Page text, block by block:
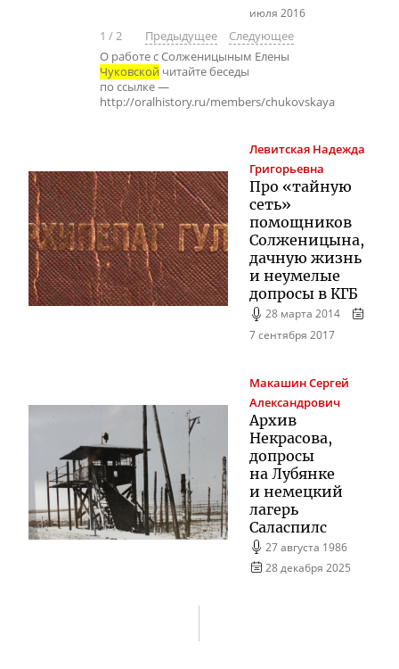
июля 2016
1 /2 Предыдущее
Следующее
О работе с Солженицыным Елены
Чуковской читайте беседы
по ссылке —
http://oralhistory.ru/members/chukovskaya
Левитская Надежда
Григорьевна
Про «тайную
сеть»
помощников
Солженицына,
дачную жизнь
и неумелые
допросы в КГБ
28 марта 2014
7 сентября 2017
МакашинСергей
Александрович
Архив
Некрасова,
допросы
на Лубянке
и немецкий
лагерь
Саласпилс
27 августа 1986
28 декабря 2025